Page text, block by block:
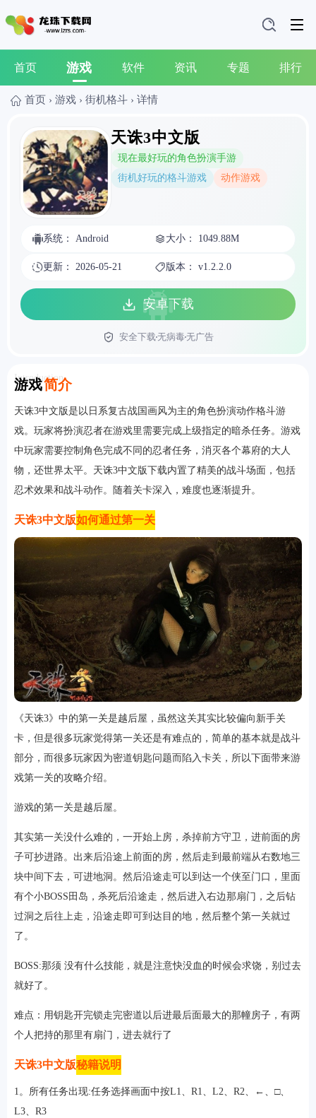
游戏
软件
资讯
首页 游戏 软件 资讯 专题 排行
首页 › 游戏 › 街机格斗 › 详情
天诛3中文版
现在最好玩的角色扮演手游
街机好玩的格斗游戏
动作游戏
系统： Android 大小： 1049.88M
更新： 2026-05-21 版本： v1.2.2.0
安卓下载
安全下载无病毒无广告
游戏简介
Introduction
天诛3中文版是以日系复古战国画风为主的角色扮演动作格斗游
戏。玩家将扮演忍者在游戏里需要完成上级指定的暗杀任务。游戏
中玩家需要控制角色完成不同的忍者任务，消灭各个幕府的大人
物，还世界太平。天诛3中文版下载内置了精美的战斗场面，包括
忍术效果和战斗动作。随着关卡深入，难度也逐渐提升。
天诛3中文版如何通过第一关
《天诛3》中的第一关是越后屋，虽然这关其实比较偏向新手关
卡，但是很多玩家觉得第一关还是有难点的，简单的基本就是战斗
部分，而很多玩家因为密道钥匙问题而陷入卡关，所以下面带来游
戏第一关的攻略介绍。
游戏的第一关是越后屋。
其实第一关没什么难的，一开始上房，杀掉前方守卫，进前面的房
子可抄进路。出来后沿途上前面的房，然后走到最前端从右数地三
块中间下去，可进地洞。然后沿途走可以到达一个侠至门口，里面
有个小BOSS田岛，杀死后沿途走，然后进入右边那扇门，之后钻
过洞之后往上走，沿途走即可到达目的地，然后整个第一关就过
了。
BOSS:那须 没有什么技能，就是注意快没血的时候会求饶，别过去
就好了。
难点：用钥匙开完锁走完密道以后进最后面最大的那幢房子，有两
个人把持的那里有扇门，进去就行了
天诛3中文版秘籍说明
1。所有任务出现:任务选择画面中按L1、R1、L2、R2、←、□、
L3、R3